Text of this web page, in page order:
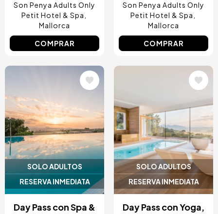
Son Penya Adults Only
Petit Hotel & Spa
Mallorca
COMPRAR
Son Penya Adults Only
Petit Hotel & Spa
Mallorca
COMPRAR
SOLO ADULTOS
RESERVA INMEDIATA
Image
Day Pass con Spa &
SOLO ADULTOS
RESERVA INMEDIATA
Day Pass con Yoga,